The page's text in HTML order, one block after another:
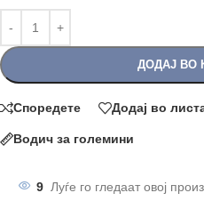
ДОДАЈ ВО
Споредете Додај во
Водич за големини
9 Луѓе го гледаат овој